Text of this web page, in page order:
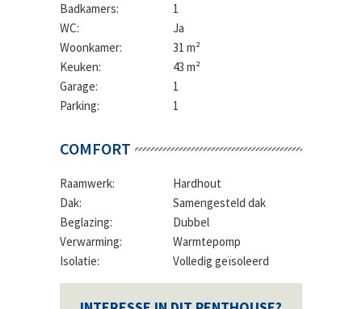
Badkamers:
1
WC:
Ja
Woonkamer:
31 m²
Keuken:
43 m²
Garage:
1
Parking:
1
COMFORT
Raamwerk:
Hardhout
Dak:
Samengesteld dak
Beglazing:
Dubbel
Verwarming:
Warmtepomp
Isolatie:
Volledig geïsoleerd